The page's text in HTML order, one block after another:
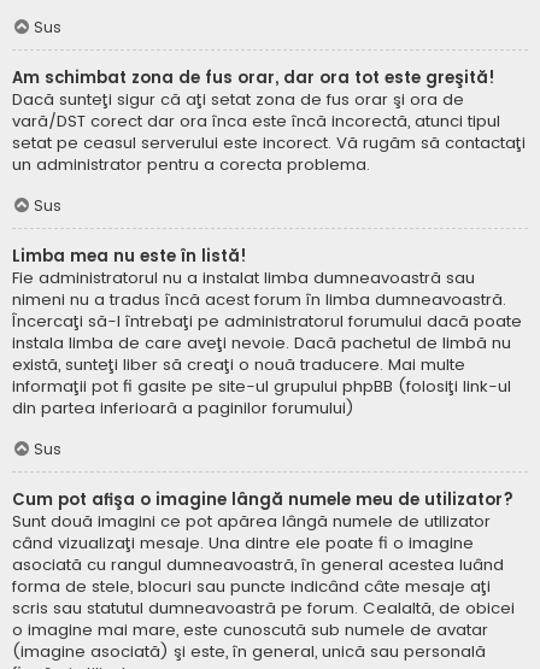
Sus
Am schimbat zona de fus orar, dar ora tot este greşită!
Dacă sunteţi sigur că aţi setat zona de fus orar şi ora de
vară/DST corect dar ora înca este încă incorectă, atunci tipul
setat pe ceasul serverului este incorect. Vă rugăm să contactaţi
un administrator pentru a corecta problema.
Sus
Limba mea nu este în listă!
Fie administratorul nu a instalat limba dumneavoastră sau
nimeni nu a tradus încă acest forum în limba dumneavoastră.
Încercaţi să-l întrebaţi pe administratorul forumului dacă poate
instala limba de care aveţi nevoie. Dacă pachetul de limbă nu
există, sunteţi liber să creaţi o nouă traducere. Mai multe
informaţii pot fi gasite pe site-ul grupului phpBB (folosiţi link-ul
din partea inferioară a paginilor forumului)
Sus
Cum pot afişa o imagine lângă numele meu de utilizator?
Sunt două imagini ce pot apărea lângă numele de utilizator
când vizualizaţi mesaje. Una dintre ele poate fi o imagine
asociată cu rangul dumneavoastră, în general acestea luând
forma de stele, blocuri sau puncte indicând câte mesaje aţi
scris sau statutul dumneavoastră pe forum. Cealaltă, de obicei
o imagine mai mare, este cunoscută sub numele de avatar
(imagine asociată) şi este, în general, unică sau personală